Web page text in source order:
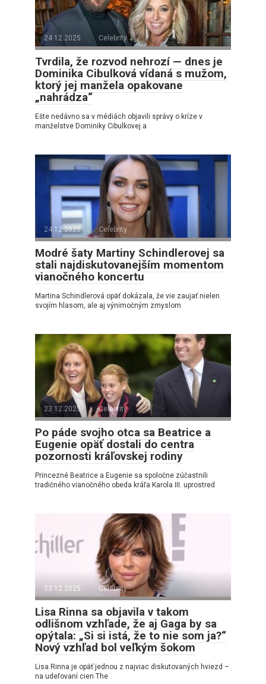
24.12.2025 Celebrity
Tvrdila, že rozvod nehrozí — dnes je
Dominika Cibulková vídaná s mužom,
ktorý jej manžela opakovane
„nahrádza“
Ešte nedávno sa v médiách objavili správy o kríze v
manželstve Dominiky Cibulkovej a
24.12.2025 Celebrity
Modré šaty Martiny Schindlerovej sa
stali najdiskutovanejším momentom
vianočného koncertu
Martina Schindlerová opäť dokázala, že vie zaujať nielen
svojím hlasom, ale aj výnimočným zmyslom
23.12.2025 Celebrity
Po páde svojho otca sa Beatrice a
Eugenie opäť dostali do centra
pozornosti kráľovskej rodiny
Princezné Beatrice a Eugenie sa spoločne zúčastnili
tradičného vianočného obeda kráľa Karola III. uprostred
23.12.2025 Celebrity
Lisa Rinna sa objavila v takom
odlišnom vzhľade, že aj Gaga by sa
opýtala: „Si si istá, že to nie som ja?“
Nový vzhľad bol veľkým šokom
Lisa Rinna je opäť jednou z najviac diskutovaných hviezd –
na udeľovaní cien The